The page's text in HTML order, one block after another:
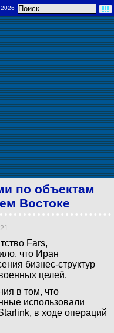
по объектам
Востоке
Fars,
что Иран
бизнес-структур
целей.
в том, что
использовали
в ходе операций